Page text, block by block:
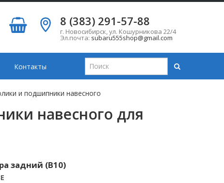
8 (383) 291-57-88
г. Новосибирск,ул. Кошурникова 22/4
Эл.почта: subaru555shop@gmail.com
Контакты
и подшипники навесного
навесного для
задний (B10)